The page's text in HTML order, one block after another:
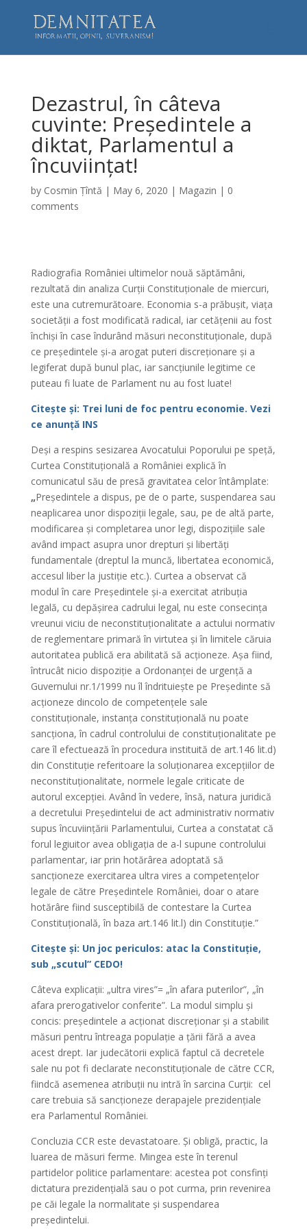
Dezastrul, în câteva
cuvinte: Președintele a
diktat, Parlamentul a
încuviințat!
by Cosmin Țîntă | May 6, 2020 | Magazin | 0
comments
Radiografia României ultimelor nouă săptămâni,
rezultată din analiza Curții Constituționale de miercuri,
este una cutremurătoare. Economia s-a prăbușit, viața
societății a fost modificată radical, iar cetățenii au fost
închiși în case îndurând măsuri neconstituționale, după
ce președintele și-a arogat puteri discreționare și a
legiferat după bunul plac, iar sancțiunile legitime ce
puteau fi luate de Parlament nu au fost luate!
Citește și: Trei luni de foc pentru economie. Vezi
ce anunță INS
Deși a respins sesizarea Avocatului Poporului pe speță,
Curtea Constituțională a României explică în
comunicatul său de presă gravitatea celor întâmplate:
„Președintele a dispus, pe de o parte, suspendarea sau
neaplicarea unor dispoziții legale, sau, pe de altă parte,
modificarea și completarea unor legi, dispozițiile sale
având impact asupra unor drepturi și libertăți
fundamentale (dreptul la muncă, libertatea economică,
accesul liber la justiție etc.). Curtea a observat că
modul în care Președintele și-a exercitat atribuția
legală, cu depășirea cadrului legal, nu este consecința
vreunui viciu de neconstituționalitate a actului normativ
de reglementare primară în virtutea și în limitele căruia
autoritatea publică era abilitată să acționeze. Așa fiind,
întrucât nicio dispoziție a Ordonanței de urgență a
Guvernului nr.1/1999 nu îl îndrituiește pe Președinte să
acționeze dincolo de competențele sale
constituționale, instanța constituțională nu poate
sancționa, în cadrul controlului de constituționalitate pe
care îl efectuează în procedura instituită de art.146 lit.d)
din Constituție referitoare la soluționarea excepțiilor de
neconstituționalitate, normele legale criticate de
autorul excepției. Având în vedere, însă, natura juridică
a decretului Președintelui de act administrativ normativ
supus încuviințării Parlamentului, Curtea a constatat că
forul legiuitor avea obligația de a-l supune controlului
parlamentar, iar prin hotărârea adoptată să
sancționeze exercitarea ultra vires a competențelor
legale de către Președintele României, doar o atare
hotărâre fiind susceptibilă de contestare la Curtea
Constituțională, în baza art.146 lit.l) din Constituție.”
Citește și: Un joc periculos: atac la Constituție,
sub „scutul” CEDO!
Câteva explicații: „ultra vires”= „în afara puterilor”, „în
afara prerogativelor conferite”. La modul simplu și
concis: președintele a acționat discreționar și a stabilit
măsuri pentru întreaga populație a țării fără a avea
acest drept. Iar judecătorii explică faptul că decretele
sale nu pot fi declarate neconstituționale de către CCR,
fiindcă asemenea atribuții nu intră în sarcina Curții: cel
care trebuia să sancționeze derapajele prezidențiale
era Parlamentul României.
Concluzia CCR este devastatoare. Și obligă, practic, la
luarea de măsuri ferme. Mingea este în terenul
partidelor politice parlamentare: acestea pot consfinți
dictatura prezidențială sau o pot curma, prin revenirea
pe căi legale la normalitate și suspendarea
președintelui.